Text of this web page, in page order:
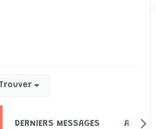
Trouver
DERNIERS MESSAGES A